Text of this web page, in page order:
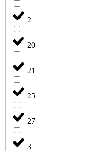
2
20
21
25
27
3